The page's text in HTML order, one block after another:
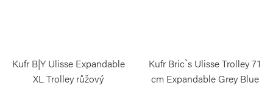
Kufr B|Y Ulisse Expandable
XL Trolley růžový
Kufr Bric`s Ulisse Trolley 71
cm Expandable Grey Blue